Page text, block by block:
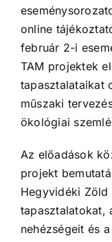
online
február 2-i
TAM projektek
tapasztalataikat
műszaki
ökológiai
Az előadások
projekt
Hegyvidéki Zöld
tapasztalatokat,
nehézségeit és